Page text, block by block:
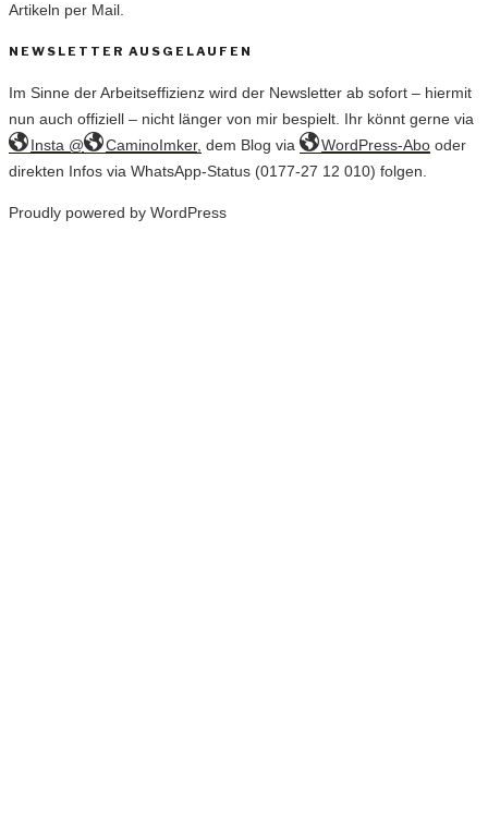
Artikeln per Mail.
NEWSLETTER AUSGELAUFEN
Im Sinne der Arbeitseffizienz wird der Newsletter ab sofort – hiermit
nun auch offiziell – nicht länger von mir bespielt. Ihr könnt gerne via
Insta @
CaminoImker, dem Blog via WordPress-Abo oder
direkten Infos via WhatsApp-Status (0177-27 12 010) folgen.
Proudly powered by WordPress